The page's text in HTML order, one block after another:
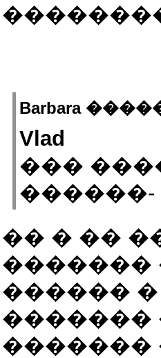
Barbara
Vlad
���
�� � ��
�������
������
�������
�������